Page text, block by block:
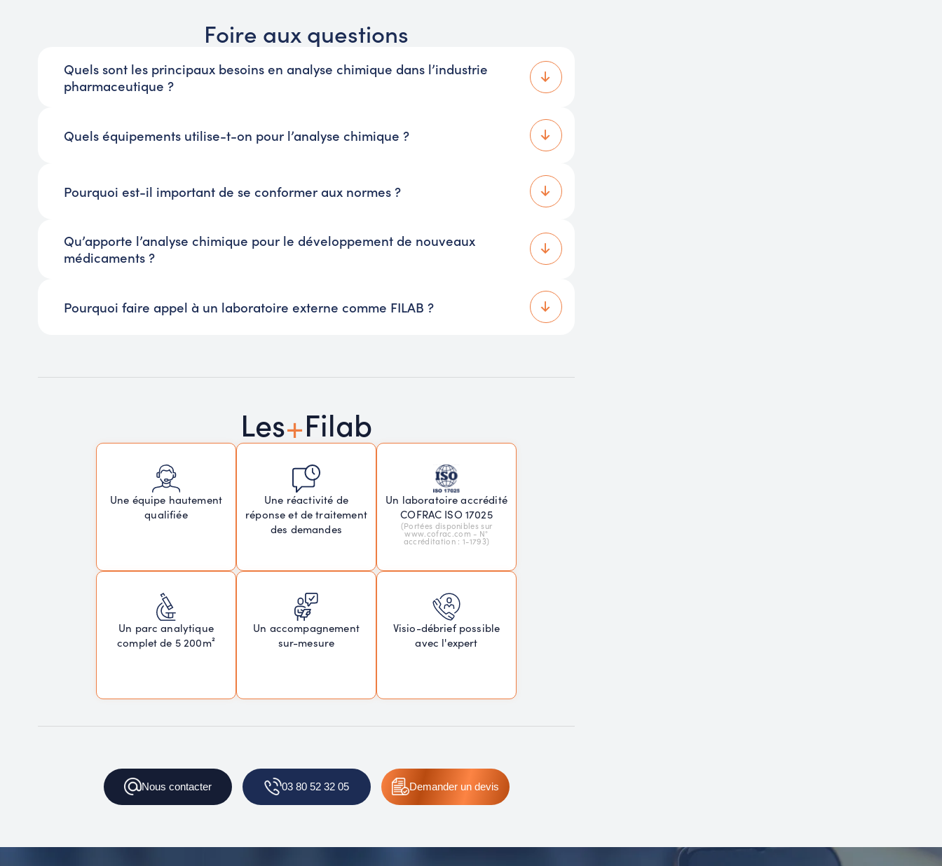
Foire aux questions
Quels sont les principaux besoins en analyse chimique dans l’industrie
pharmaceutique ?
Quels équipements utilise-t-on pour l’analyse chimique ?
Pourquoi est-il important de se conformer aux normes ?
Qu’apporte l’analyse chimique pour le développement de nouveaux
médicaments ?
Pourquoi faire appel à un laboratoire externe comme FILAB ?
Les+Filab
Une équipe hautement
qualifiée
Une réactivité de
réponse et de traitement
des demandes
Un laboratoire accrédité
COFRAC ISO 17025
(Portées disponibles sur
www.cofrac.com - N°
accréditation : 1-1793)
Un parc analytique
complet de 5 200m²
Un accompagnement
sur-mesure
Visio-débrief possible
avec l'expert
Nous contacter 03 80 52 32 05 Demanderun devis